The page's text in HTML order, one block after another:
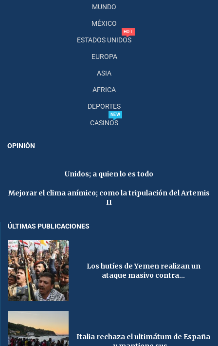
MUNDO
MÉXICO
ESTADOS UNIDOS
HOT
EUROPA
ASIA
AFRICA
DEPORTES
CASINOS
NEW
OPINIÓN
Unidos; a quien lo es todo
Mejorar el clima anímico; como la tripulación del Artemis
II
ÚLTIMAS PUBLICACIONES
Los hutíes de Yemen realizan un
ataque masivo contra...
Italia rechaza el ultimátum de España